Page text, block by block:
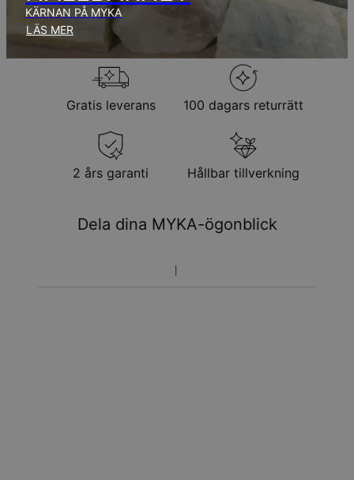
Returpolicy
Observera att personliga smycken är unika och endast kan
returneras för utbyte eller butikskredit
KÄRNAN PÅ MYKA
LÄS MER
Gratis leverans 100 dagars returrätt
2 års garanti Hållbar tillverkning
Dela dina MYKA-ögonblick